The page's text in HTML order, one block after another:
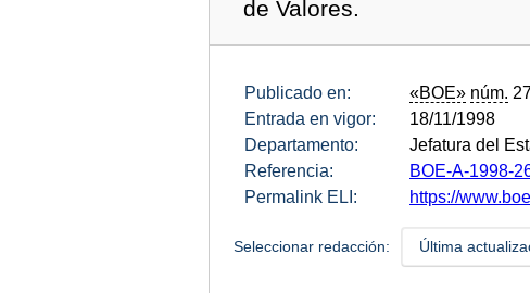
de Valores.
Publicado en: «BOE» núm.
Entrada en vigor:
18/11/1998
Departamento:
Jefatura del
Referencia:
BOE-A-1998-
Permalink ELI:
https://
Seleccionar redacción: Última